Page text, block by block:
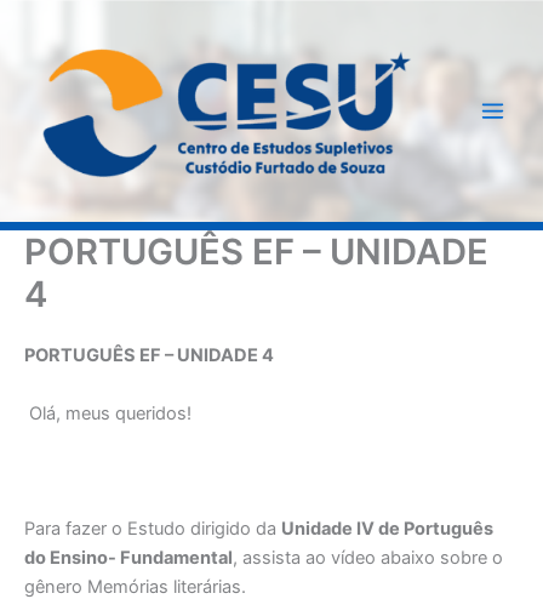
PORTUGUÊS EF – UNIDADE
4
PORTUGUÊS EF – UNIDADE 4
Olá, meus queridos!
Para fazer o Estudo dirigido da Unidade IV de Português
do Ensino- Fundamental, assista ao vídeo abaixo sobre o
gênero Memórias literárias.